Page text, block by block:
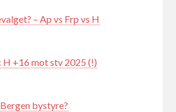
– Ap vs Frp vs H
+16 mot stv 2025 (!)
bystyre?